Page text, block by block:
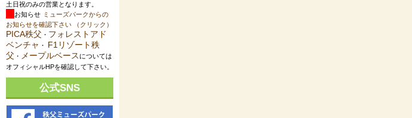
土日祝のみの営業となります。
お知らせ ミューズパークからの
お知らせを確認下さい （クリック）
PICA秩父 ・ フォレストアド
ベンチャ ・ F1リゾート秩
父 ・ メープルベース については
オフィシャルHPを確認して下さい。
公式SNS